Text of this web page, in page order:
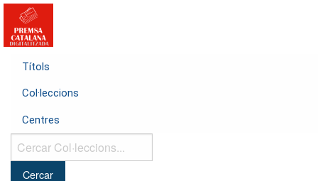
Títols
Col·leccions
Centres
Cercar
Col·leccions...